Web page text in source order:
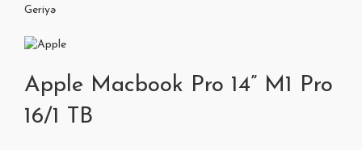
Geriyə
Apple Macbook Pro 14” M1 Pro
16/1 TB